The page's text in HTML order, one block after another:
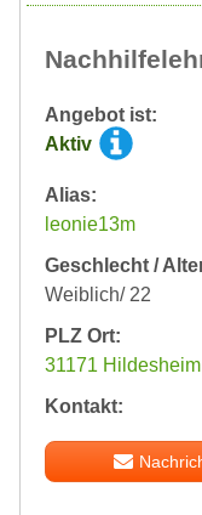
Angebot ist:
Aktiv
Alias:
leonie13m
Geschlecht /
Weiblich/ 22
PLZ Ort:
31171 Hildesheim
Kontakt: